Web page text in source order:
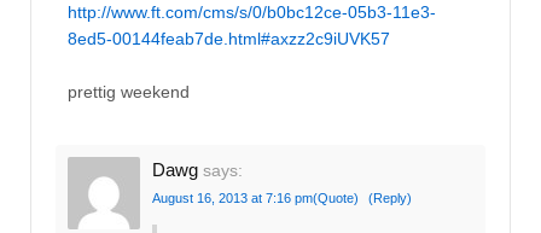
http://www.ft.com/cms/s/0/b0bc12ce-05b3-11e3-
8ed5-00144feab7de.html#axzz2c9iUVK57
prettig weekend
Dawg says:
August 16, 2013 at 7:16 pm(Quote) (Reply)